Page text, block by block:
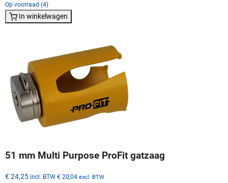
Op voorraad (4)
In winkelwagen
51 mm Multi Purpose ProFit gatzaag
€ 24,25 incl. BTW € 20,04 excl. BTW